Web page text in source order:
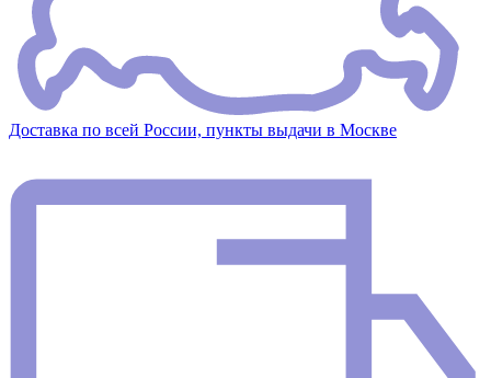
Доставка по всей России, пункты выдачи в Москве